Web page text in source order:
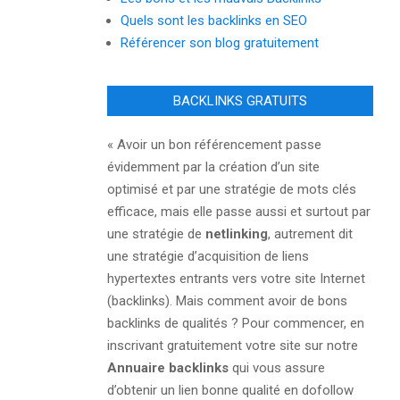
Quels sont les backlinks en SEO
Référencer son blog gratuitement
BACKLINKS GRATUITS
« Avoir un bon référencement passe
évidemment par la création d’un site
optimisé et par une stratégie de mots clés
efficace, mais elle passe aussi et surtout par
une stratégie de netlinking, autrement dit
une stratégie d’acquisition de liens
hypertextes entrants vers votre site Internet
(backlinks). Mais comment avoir de bons
backlinks de qualités ? Pour commencer, en
inscrivant gratuitement votre site sur notre
Annuaire backlinks qui vous assure
d’obtenir un lien bonne qualité en dofollow